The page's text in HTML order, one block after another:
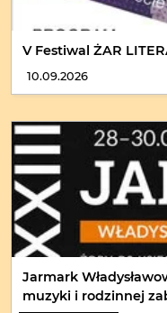
V Festiwal ŻAR
10.09.2026
Jarmark
muzyki i rodzinnej